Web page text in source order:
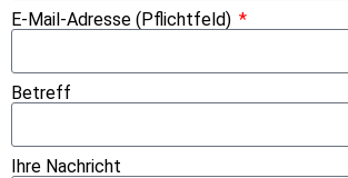
E-Mail-Adresse (Pflichtfeld)
Betreff
Ihre Nachricht